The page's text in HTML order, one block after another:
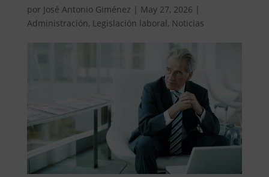
por José Antonio Giménez | May 27, 2026 |
Administración, Legislación laboral, Noticias